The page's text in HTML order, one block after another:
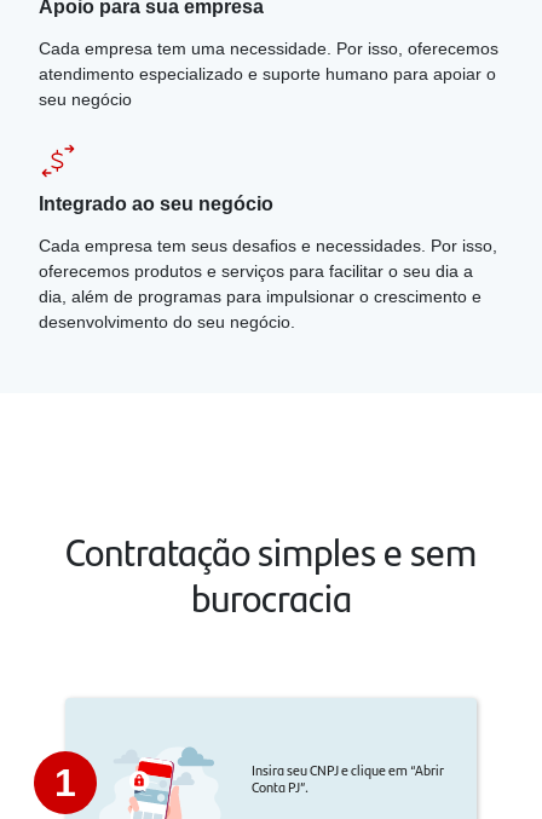
Apoio para sua empresa
Cada empresa tem uma necessidade. Por isso, oferecemos
atendimento especializado e suporte humano para apoiar o
seu negócio
Integrado ao seu negócio
Cada empresa tem seus desafios e necessidades. Por isso,
oferecemos produtos e serviços para facilitar o seu dia a
dia, além de programas para impulsionar o crescimento e
desenvolvimento do seu negócio.
Contratação simples e sem
burocracia
1 Insira seu CNPJ e clique em “Abrir
Conta PJ”.